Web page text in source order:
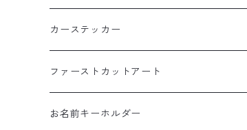
カーステッカー
ファーストカットアート
お名前キーホルダー